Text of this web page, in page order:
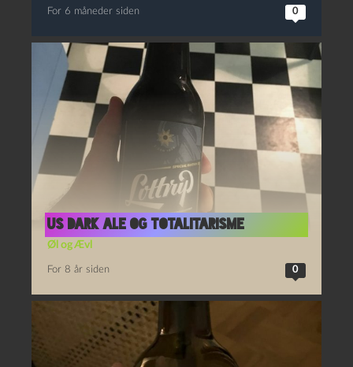
For 6 måneder siden 0
US Dark Ale og Totalitarisme
Øl og Ævl
For 8 år siden 0